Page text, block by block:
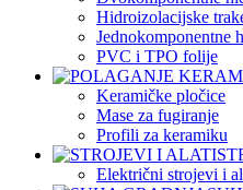
Hidroizolacijske
Jednokomponentne
PVC i TPO folije
Keramičke pločice
Mase za fugiranje
Profili za keramiku
Električni strojevi i